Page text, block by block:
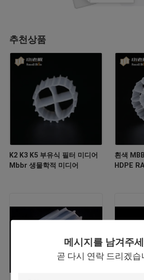
메시지를 남겨주
곧 다시 연락 드리겠습
추천상품
K2 K3 K5 부유식 필터 미디어
Mbbr 생물학적 미디어
흰색
HDPE